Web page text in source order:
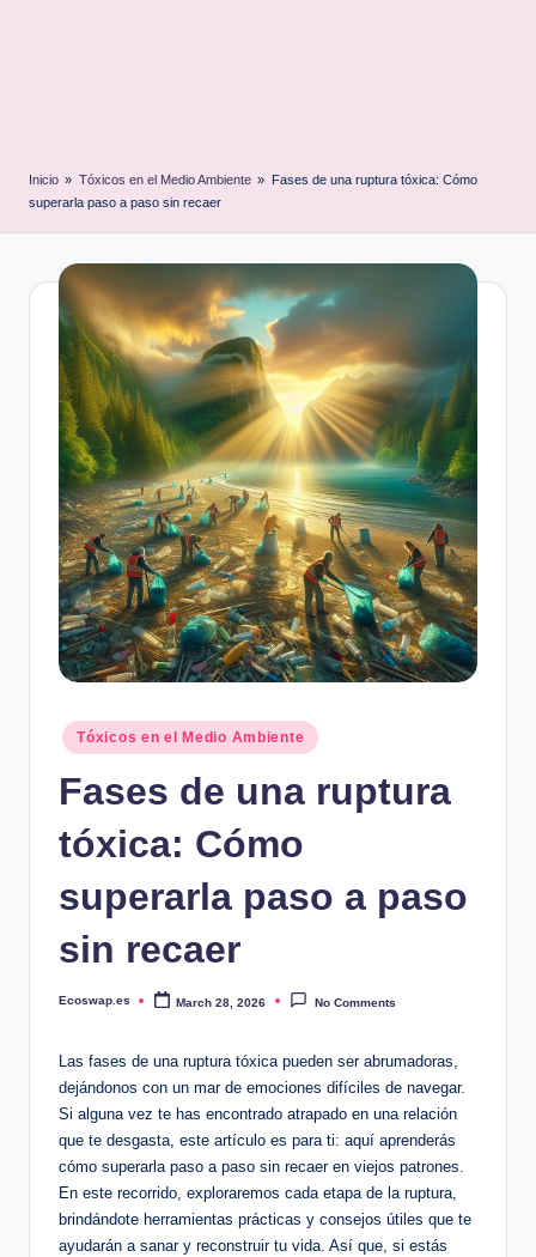
Inicio » Tóxicos en el Medio Ambiente » Fases de una ruptura tóxica: Cómo
superarla paso a paso sin recaer
Posted
in
Tóxicos en el Medio Ambiente
Fases de una ruptura
tóxica: Cómo
superarla paso a paso
sin recaer
Posted
Ecoswap.es March 28, 2026 No Comments
Las fases de una ruptura tóxica pueden ser abrumadoras,
dejándonos con un mar de emociones difíciles de navegar.
Si alguna vez te has encontrado atrapado en una relación
que te desgasta, este artículo es para ti: aquí aprenderás
cómo superarla paso a paso sin recaer en viejos patrones.
En este recorrido, exploraremos cada etapa de la ruptura,
brindándote herramientas prácticas y consejos útiles que te
ayudarán a sanar y reconstruir tu vida. Así que, si estás